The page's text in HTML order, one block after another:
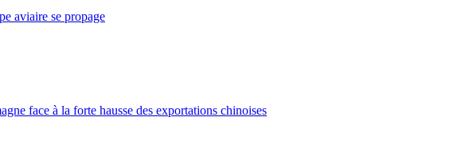
aviaire se propage
face à la forte hausse des exportations chinoises